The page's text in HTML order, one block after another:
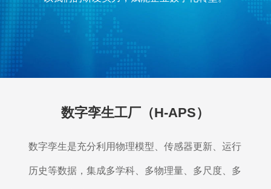
数字孪生工厂（H-APS）
数字孪生是充分利用物理模型、传感器更新、运行
历史等数据，集成多学科、多物理量、多尺度、多